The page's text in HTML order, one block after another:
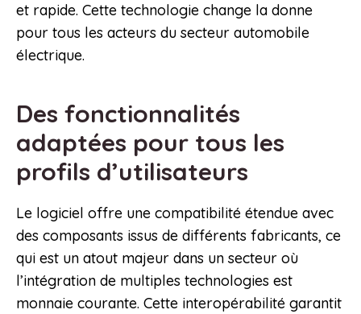
et rapide. Cette technologie change la donne
pour tous les acteurs du secteur automobile
électrique.
Des fonctionnalités
adaptées pour tous les
profils d’utilisateurs
Le logiciel offre une compatibilité étendue avec
des composants issus de différents fabricants, ce
qui est un atout majeur dans un secteur où
l’intégration de multiples technologies est
monnaie courante. Cette interopérabilité garantit